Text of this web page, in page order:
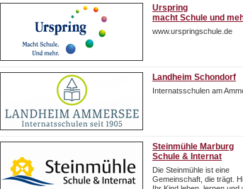
Urspring
macht Schule und
www.urspringschule.de
Landheim Schondorf
Internatsschulen am
Steinmühle Marburg
Schule & Internat
Die Steinmühle ist eine
Gemeinschaft, die trägt.